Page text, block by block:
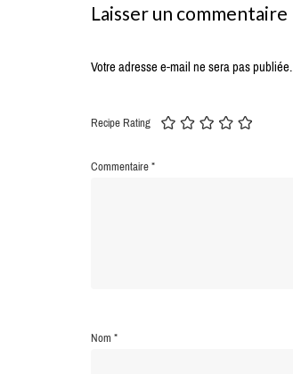
Laisser un commentaire
Votre adresse e-mail ne sera pas publiée.
Recipe Rating
Commentaire*
Nom*